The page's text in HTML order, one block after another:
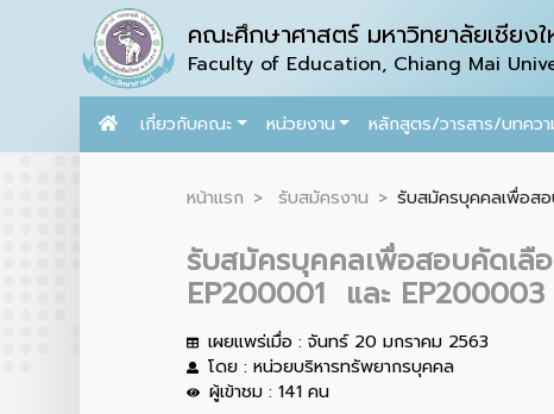
คณะศึกษาศาสตร์ มหาวิทยาลัยเชียงใ
Faculty of Education, Chiang Mai
เกี่ยวกับคณะ หน่วยงาน หลักสูตร/วารสาร/บทคว
หน้าแรก รับสมัครงาน รับสมัครบุคคลเพื่อสอ
รับสมัครบุคคลเพื่อสอบคัดเลื
EP200001 และ EP200003
เผยแพร่เมื่อ : จันทร์ 20 มกราคม 2563
โดย : หน่วยบริหารทรัพยากรบุคคล
ผู้เข้าชม : 141 คน